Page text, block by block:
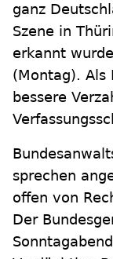
ganz
Szene in
erkannt
(Montag). Als
bessere
sprechen
offen von
Der